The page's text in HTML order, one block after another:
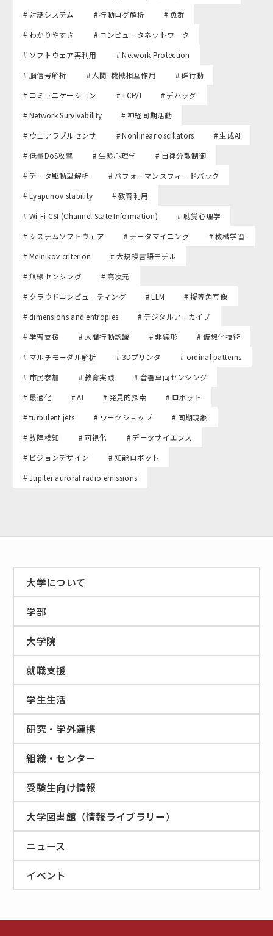
# 対話システム
# 行動ログ解析
# 魚群
# わかりやすさ
# コンピュータネットワーク
# ソフトウェア再利用
# Network Protection
# 脳信号解析
# 人間–機械相互作用
# 群行動
# コミュニケーション
# TCP/I
# デバッグ
# Network Survivability
# 神経同期活動
# ウェアラブルセンサ
# Nonlinear oscillators
# 生成AI
# 低量DoS攻撃
# 生態心理学
# 自律分散制御
# データ駆動型解析
# パフォーマンスフィードバック
# Lyapunov stability
# 教育利用
# Wi-Fi CSI (Channel State Information)
# 聴覚心理学
# システムソフトウェア
# データマイニング
# 機械学習
# Melnikov criterion
# 大規模言語モデル
# 無線センシング
# 高次元
# クラウドコンピューティング
# LLM
# 擬等角写像
# dimensions and entropies
# デジタルアーカイブ
# 学習支援
# 人間行動認識 # 非線形
# 仮想化技術
# マルチモーダル解析
# 3Dプリンタ
# ordinal patterns
# 市民参加
# 教育実践
# 音響車両センシング
# 最適化
# AI # 発見的探索
# ロボット
# turbulent jets
# ワークショップ
# 同期現象
# 故障検知
# 可視化
# データサイエンス
# ビジョンデザイン
# 知能ロボット
# Jupiter auroral radio emissions
大学について
学部
大学院
就職支援
学生生活
研究・学外連携
組織・センター
受験生向け情報
大学図書館（情報ライブラリー）
ニュース
イベント